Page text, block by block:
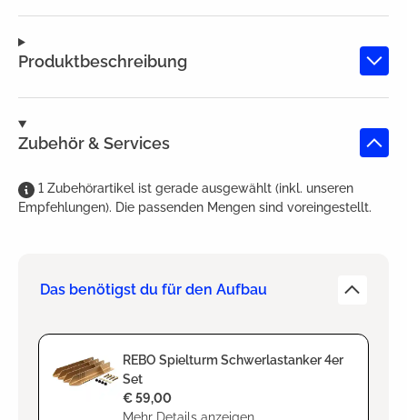
Produktbeschreibung
Zubehör & Services
1 Zubehörartikel ist gerade ausgewählt (inkl. unseren
Empfehlungen). Die passenden Mengen sind voreingestellt.
Das benötigst du für den Aufbau
REBO Spielturm Schwerlastanker 4er
Set
€ 59,00